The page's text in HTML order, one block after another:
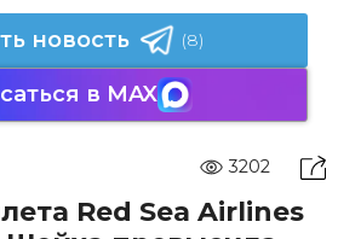
новость (8)
в MAX
3202
Red Sea Airlines